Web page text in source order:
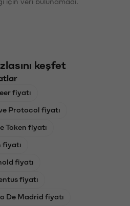
keşfet
fiyatı
Protocol fiyatı
Token fiyatı
fiyatı
fiyatı
fiyatı
De Madrid fiyatı